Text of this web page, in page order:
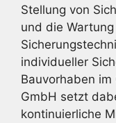
Stellung von
und die
individueller
Bauvorhaben im
GmbH setzt
kontinuierliche